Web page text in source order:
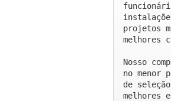
projetos
melhores
Nosso
no menor
de
melhores